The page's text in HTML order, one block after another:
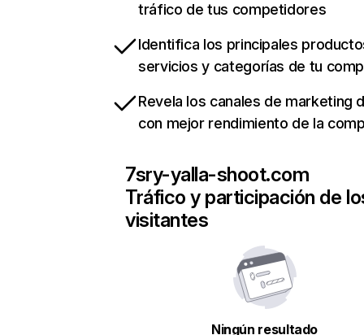
tráfico de tus competidores
Identifica los principales
servicios y categorías de tu
Revela los canales de marketing
con mejor rendimiento de la
7sry-yalla-shoot.com
Tráfico y participación de
visitantes
Ningún resultado